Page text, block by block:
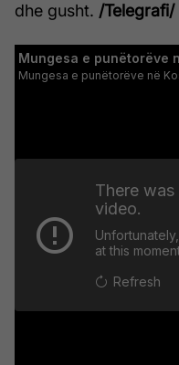
dhe gusht. /Telegrafi/